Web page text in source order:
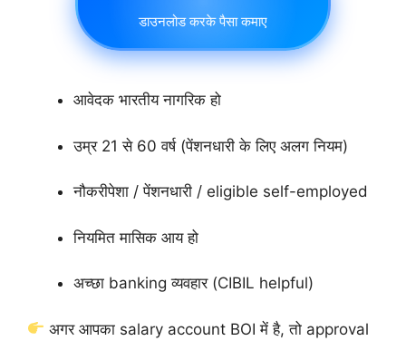
डाउनलोड करके पैसा कमाए
आवेदक भारतीय नागरिक हो
उम्र 21 से 60 वर्ष (पेंशनधारी के लिए अलग नियम)
नौकरीपेशा / पेंशनधारी / eligible self-employed
नियमित मासिक आय हो
अच्छा banking व्यवहार (CIBIL helpful)
अगर आपका salary account BOI में है, तो approval